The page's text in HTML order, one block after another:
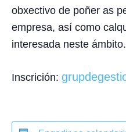
obxectivo de poñer as
empresa, así como
interesada neste ámbito.
Inscrición: